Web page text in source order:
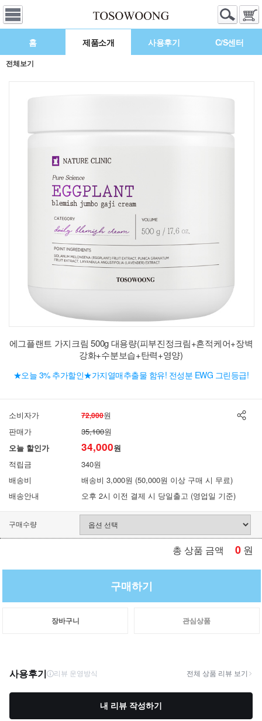
홈 제품소개 사용후기 C/S센터
전체보기
에그플랜트 가지크림 500g 대용량(피부진정크림+흔적케어+장벽
강화+수분보습+탄력+영양)
★오늘 3% 추가할인★가지열매추출물 함유! 전성분 EWG 그린등급!
소비자가 72,000원
판매가
35,100원
오늘 할인가
34,000원
적립금
340원
배송비
배송비 3,000원 (50,000원 이상 구매 시 무료)
배송안내
오후 2시 이전 결제 시 당일출고 (영업일 기준)
구매수량
총 상품 금액 0 원
구매하기
장바구니 관심상품